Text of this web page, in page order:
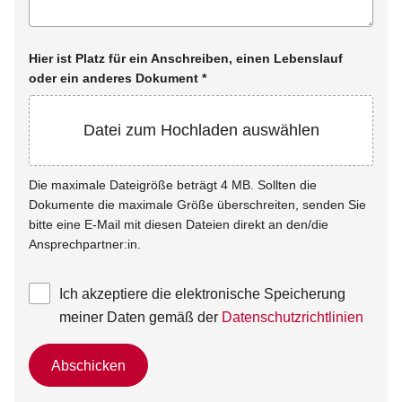
Hier ist Platz für ein Anschreiben, einen Lebenslauf
oder ein anderes Dokument *
Datei zum Hochladen auswählen
Die maximale Dateigröße beträgt 4 MB. Sollten die
Dokumente die maximale Größe überschreiten, senden Sie
bitte eine E-Mail mit diesen Dateien direkt an den/die
Ansprechpartner:in.
Ich akzeptiere die elektronische Speicherung
meiner Daten gemäß der Datenschutzrichtlinien
Abschicken